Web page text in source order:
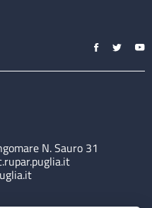
N. Sauro 31